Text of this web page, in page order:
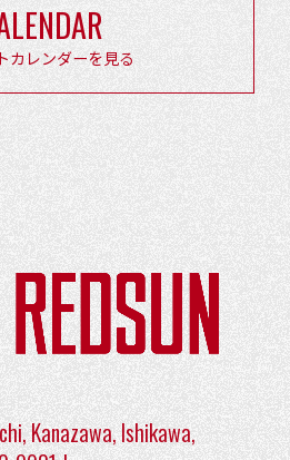
カレンダーを見る
Kanazawa, Ishikawa,